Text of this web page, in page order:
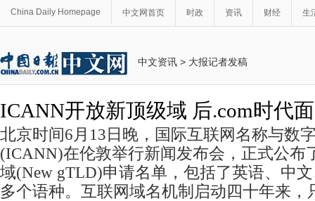
China Daily Homepage 中文网首页 时政 资讯 财经 生
中文资讯 > 大报记者发稿
ICANN开放新顶级域 后.com时代
北京时间6月13日晚，国际互联网名称与数
(ICANN)在伦敦举行新闻发布会，正式公布
域(New gTLD)申请名单，包括了英语、中
多个语种。互联网域名机制启动四十年来，